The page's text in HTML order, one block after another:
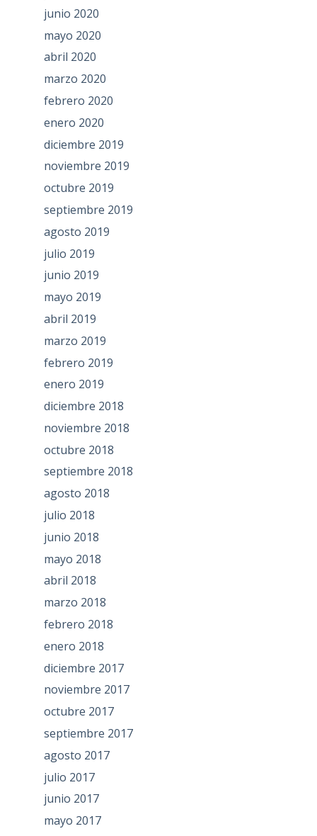
junio 2020
mayo 2020
abril 2020
marzo 2020
febrero 2020
enero 2020
diciembre 2019
noviembre 2019
octubre 2019
septiembre 2019
agosto 2019
julio 2019
junio 2019
mayo 2019
abril 2019
marzo 2019
febrero 2019
enero 2019
diciembre 2018
noviembre 2018
octubre 2018
septiembre 2018
agosto 2018
julio 2018
junio 2018
mayo 2018
abril 2018
marzo 2018
febrero 2018
enero 2018
diciembre 2017
noviembre 2017
octubre 2017
septiembre 2017
agosto 2017
julio 2017
junio 2017
mayo 2017